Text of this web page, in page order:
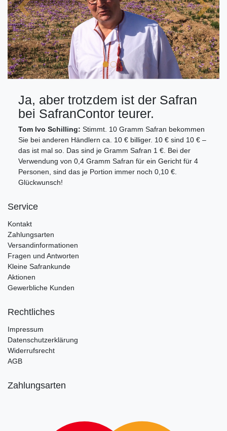
Ja, aber trotzdem ist der Safran
bei SafranContor teurer.
Tom Ivo Schilling: Stimmt. 10 Gramm Safran bekommen
Sie bei anderen Händlern ca. 10 € billiger. 10 € sind 10 € –
das ist mal so. Das sind je Gramm Safran 1 €. Bei der
Verwendung von 0,4 Gramm Safran für ein Gericht für 4
Personen, sind das je Portion immer noch 0,10 €.
Glückwunsch!
Service
Kontakt
Zahlungsarten
Versandinformationen
Fragen und Antworten
Kleine Safrankunde
Aktionen
Gewerbliche Kunden
Rechtliches
Impressum
Datenschutzerklärung
Widerrufsrecht
AGB
Zahlungsarten